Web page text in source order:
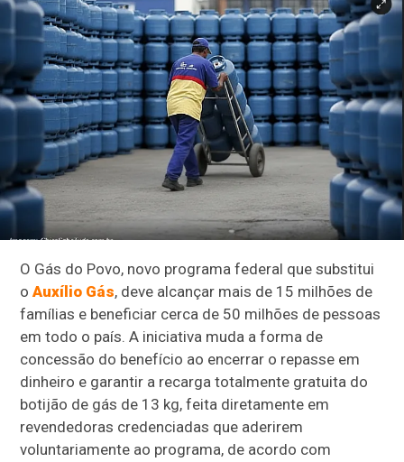
O Gás do Povo, novo programa federal que substitui
oAuxílio Gás, deve alcançar mais de 15 milhões de
famílias e beneficiar cerca de 50 milhões de pessoas
em todo o país. A iniciativa muda a forma de
concessão do benefício ao encerrar o repasse em
dinheiro e garantir a recarga totalmente gratuita do
botijão de gás de 13 kg, feita diretamente em
revendedoras credenciadas que aderirem
voluntariamente ao programa, de acordo com